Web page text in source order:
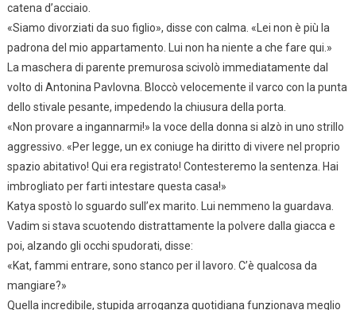
catena d’acciaio.
«Siamo divorziati da suo figlio», disse con calma. «Lei non è più la
padrona del mio appartamento. Lui non ha niente a che fare qui.»
La maschera di parente premurosa scivolò immediatamente dal
volto di Antonina Pavlovna. Bloccò velocemente il varco con la punta
dello stivale pesante, impedendo la chiusura della porta.
«Non provare a ingannarmi!» la voce della donna si alzò in uno strillo
aggressivo. «Per legge, un ex coniuge ha diritto di vivere nel proprio
spazio abitativo! Qui era registrato! Contesteremo la sentenza. Hai
imbrogliato per farti intestare questa casa!»
Katya spostò lo sguardo sull’ex marito. Lui nemmeno la guardava.
Vadim si stava scuotendo distrattamente la polvere dalla giacca e
poi, alzando gli occhi spudorati, disse:
«Kat, fammi entrare, sono stanco per il lavoro. C’è qualcosa da
mangiare?»
Quella incredibile, stupida arroganza quotidiana funzionava meglio